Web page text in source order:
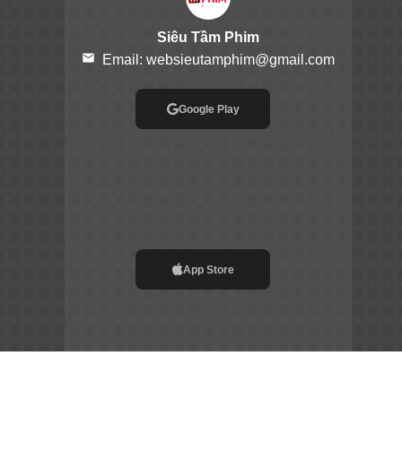
Siêu Tầm Phim
email Email: websieutamphim@gmail.com
Google Play
App Store